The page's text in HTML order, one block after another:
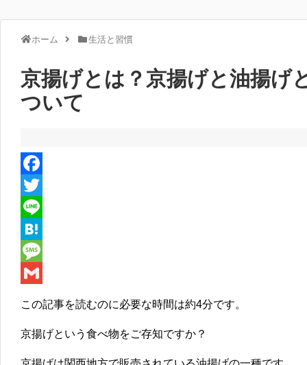
ホーム 生活と習慣
京揚げとは？京揚げと油揚げ
ついて
F
a
e
b
k
T
w
i
r
i
n
H
a
n
a
M
s
a
a
i
この記事を読むのに必要な時間は約4分です。
京揚げという食べ物をご存知ですか？